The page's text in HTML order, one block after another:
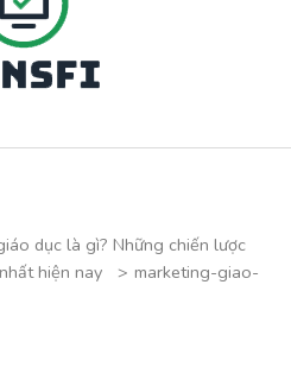
dục là gì? Những chiến lược
hiện nay
> marketing-giao-